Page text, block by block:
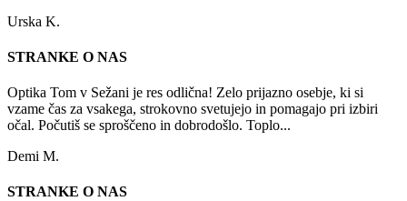
Urska K.
STRANKE O NAS
Optika Tom v Sežani je res odlična! Zelo prijazno osebje, ki si
vzame čas za vsakega, strokovno svetujejo in pomagajo pri izbiri
očal. Počutiš se sproščeno in dobrodošlo. Toplo...
Demi M.
STRANKE O NAS